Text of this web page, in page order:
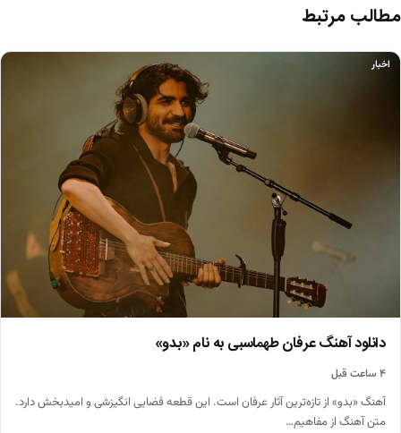
مطالب مرتبط
اخبار
دانلود آهنگ عرفان طهماسبی به نام «بدو»
۴ ساعت قبل
آهنگ «بدو» از تازه‌ترین آثار عرفان است. این قطعه فضایی انگیزشی و امیدبخش دارد.
متن آهنگ از مفاهیم…